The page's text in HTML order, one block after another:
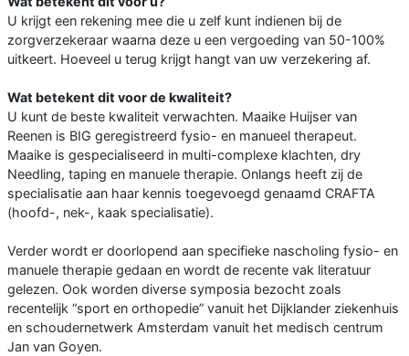
U krijgt een rekening mee die u zelf kunt indienen bij de
zorgverzekeraar waarna deze u een vergoeding van 50-100%
uitkeert. Hoeveel u terug krijgt hangt van uw verzekering af.
Wat betekent dit voor de kwaliteit?
U kunt de beste kwaliteit verwachten. Maaike Huijser van
Reenen is BIG geregistreerd fysio- en manueel therapeut.
Maaike is gespecialiseerd in multi-complexe klachten, dry
Needling, taping en manuele therapie. Onlangs heeft zij de
specialisatie aan haar kennis toegevoegd genaamd CRAFTA
(hoofd-, nek-, kaak specialisatie).
Verder wordt er doorlopend aan specifieke nascholing fysio- en
manuele therapie gedaan en wordt de recente vak literatuur
gelezen. Ook worden diverse symposia bezocht zoals
recentelijk “sport en orthopedie” vanuit het Dijklander ziekenhuis
en schoudernetwerk Amsterdam vanuit het medisch centrum
Jan van Goyen.